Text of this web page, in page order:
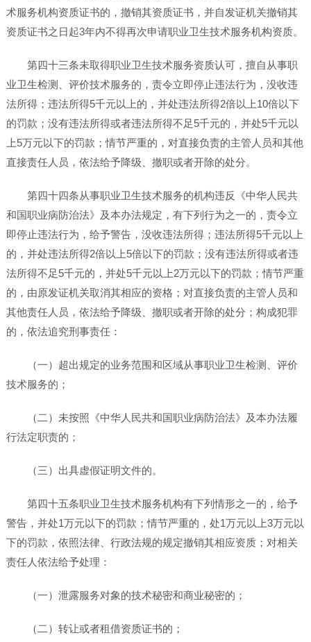
术服务机构资质证书的，撤销其资质证书，并自发证机关撤销其
资质证书之日起3年内不得再次申请职业卫生技术服务机构资质。
第四十三条未取得职业卫生技术服务资质认可，擅自从事职
业卫生检测、评价技术服务的，责令立即停止违法行为，没收违
法所得；违法所得5千元以上的，并处违法所得2倍以上10倍以下
的罚款；没有违法所得或者违法所得不足5千元的，并处5千元以
上5万元以下的罚款；情节严重的，对直接负责的主管人员和其他
直接责任人员，依法给予降级、撤职或者开除的处分。
第四十四条从事职业卫生技术服务的机构违反《中华人民共
和国职业病防治法》及本办法规定，有下列行为之一的，责令立
即停止违法行为，给予警告，没收违法所得；违法所得5千元以上
的，并处违法所得2倍以上5倍以下的罚款；没有违法所得或者违
法所得不足5千元的，并处5千元以上2万元以下的罚款；情节严重
的，由原发证机关取消其相应的资格；对直接负责的主管人员和
其他责任人员，依法给予降级、撤职或者开除的处分；构成犯罪
的，依法追究刑事责任：
（一）超出规定的业务范围和区域从事职业卫生检测、评价
技术服务的；
（二）未按照《中华人民共和国职业病防治法》及本办法履
行法定职责的；
（三）出具虚假证明文件的。
第四十五条职业卫生技术服务机构有下列情形之一的，给予
警告，并处1万元以下的罚款；情节严重的，处1万元以上3万元以
下的罚款，依照法律、行政法规的规定撤销其相应资质；对相关
责任人依法给予处理：
（一）泄露服务对象的技术秘密和商业秘密的；
（二）转让或者租借资质证书的；